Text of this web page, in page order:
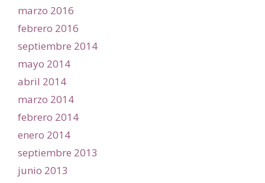
marzo 2016
febrero 2016
septiembre 2014
mayo 2014
abril 2014
marzo 2014
febrero 2014
enero 2014
septiembre 2013
junio 2013